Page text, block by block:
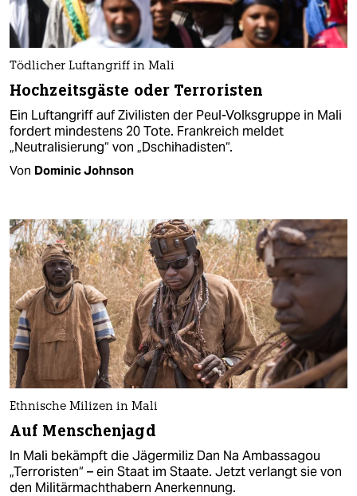
Tödlicher Luftangriff in Mali
Hochzeitsgäste oder Terroristen
Ein Luftangriff auf Zivilisten der Peul-Volksgruppe in Mali
fordert mindestens 20 Tote. Frankreich meldet
„Neutralisierung“ von „Dschihadisten“.
Von Dominic Johnson
Ethnische Milizen in Mali
Auf Menschenjagd
In Mali bekämpft die Jägermiliz Dan Na Ambassagou
„Terroristen“ – ein Staat im Staate. Jetzt verlangt sie von
den Militärmachthabern Anerkennung.